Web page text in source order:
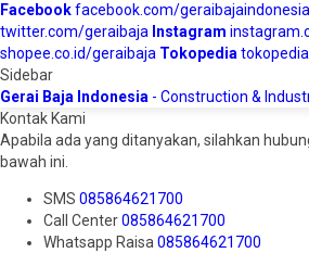
Facebookfacebook.com/geraibajaindonesia
twitter.com/geraibaja Instagram
shopee.co.id/geraibaja Tokopedia
Sidebar
Gerai Baja Indonesia - Construction &
Kontak Kami
Apabila ada yang ditanyakan, silahkan
bawah ini.
SMS 085864621700
Call Center085864621700
Whatsapp Raisa085864621700